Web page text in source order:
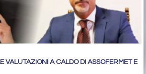
VALUTAZIONI A CALDO DI ASSOFERMET E